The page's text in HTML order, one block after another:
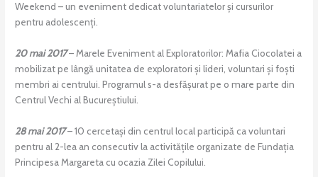
Weekend – un eveniment dedicat voluntariatelor și cursurilor
pentru adolescenți.
20 mai 2017– Marele Eveniment al Exploratorilor: Mafia Ciocolatei a
mobilizat pe lângă unitatea de exploratori și lideri, voluntari și foști
membri ai centrului. Programul s-a desfășurat pe o mare parte din
Centrul Vechi al Bucureștiului.
28 mai 2017– 10 cercetași din centrul local participă ca voluntari
pentru al 2-lea an consecutiv la activitățile organizate de Fundația
Principesa Margareta cu ocazia Zilei Copilului.